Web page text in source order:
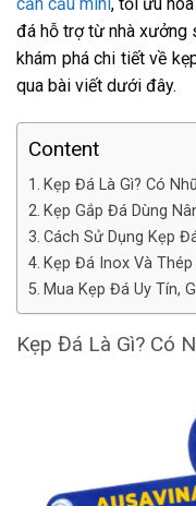
đá hỗ trợ từ nhà xưởng
khám phá chi tiết về
qua bài viết dưới đây.
Content
Kẹp Đá Là Gì? Có
Kẹp Gắp Đá Dùng
Cách Sử Dụng Kẹp
Kẹp Đá Inox Và
Mua Kẹp Đá Uy Tín,
Kẹp Đá Là Gì? Có